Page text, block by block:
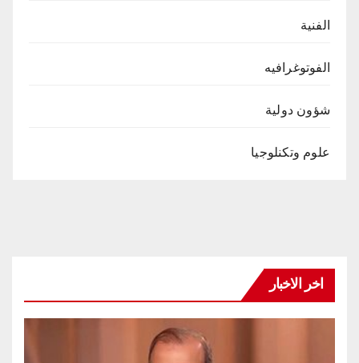
الفنية
الفوتوغرافيه
شؤون دولية
علوم وتكنلوجيا
اخر الاخبار